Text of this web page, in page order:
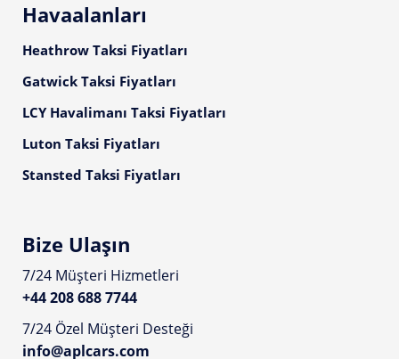
Havaalanları
Heathrow Taksi Fiyatları
Gatwick Taksi Fiyatları
LCY Havalimanı Taksi Fiyatları
Luton Taksi Fiyatları
Stansted Taksi Fiyatları
Bize Ulaşın
7/24 Müşteri Hizmetleri
+44 208 688 7744
7/24 Özel Müşteri Desteği
info@aplcars.com